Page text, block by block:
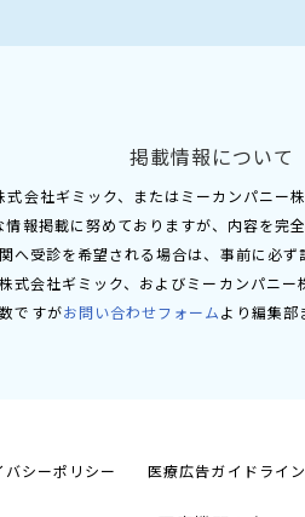
掲載情報について
会社ギミック、またはミーカンパニー
報掲載に努めておりますが、内容を完
へ受診を希望される場合は、事前に必ず
式会社ギミック、およびミーカンパニ
ですがお問い合わせフォームより編集部
バシーポリシー 医療広告ガイドライ